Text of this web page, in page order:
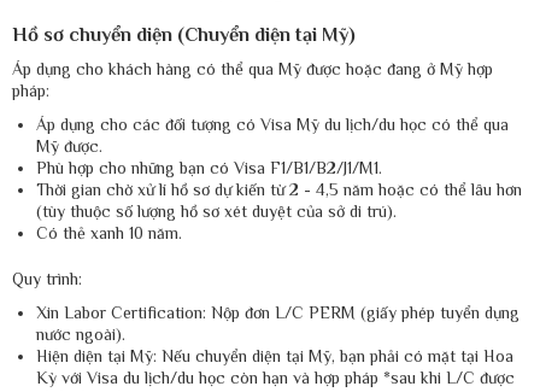
Hồ sơ chuyển diện (Chuyển diện tại Mỹ)
Áp dụng cho khách hàng có thể qua Mỹ được hoặc đang ở Mỹ hợp
pháp:
Áp dụng cho các đối tượng có Visa Mỹ du lịch/du học có thể qua
Mỹ được.
Phù hợp cho những bạn có Visa F1/B1/B2/J1/M1.
Thời gian chờ xử lí hồ sơ dự kiến từ 2 - 4,5 năm hoặc có thể lâu hơn
(tùy thuộc số lượng hồ sơ xét duyệt của sở di trú).
Có thẻ xanh 10 năm.
Quy trình:
Xin Labor Certification: Nộp đơn L/C PERM (giấy phép tuyển dụng
nước ngoài).
Hiện diện tại Mỹ: Nếu chuyển diện tại Mỹ, bạn phải có mặt tại Hoa
Kỳ với Visa du lịch/du học còn hạn và hợp pháp *sau khi L/C được